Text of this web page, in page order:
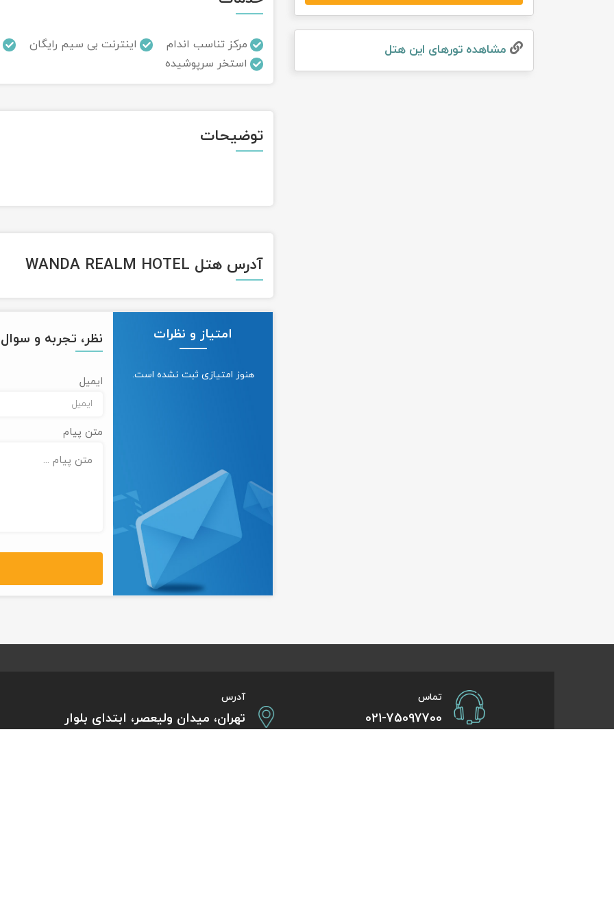
مشاهده تور‌های این هتل مرکز تناسب اندام
اینترنت بی سیم رایگان
استخر سرپوشیده
توضیحات
آدرس هتل WANDA REALM HOTEL
امتیاز و نظرات
هنوز امتیازی ثبت نشده است.
نظر، تجربه و سوال
ایمیل
متن پیام
تماس
021-75097700
آدرس
تهران، میدان ولیعصر، ابتدای بلوار